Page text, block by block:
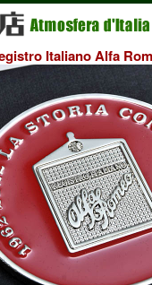
Italiano Alfa